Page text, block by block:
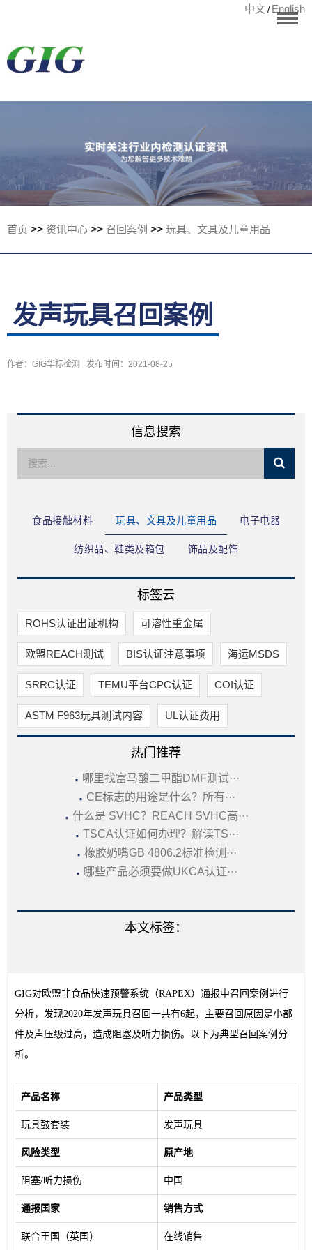
检测项目
客户案例
资讯中心
中文 / English
限公司
首页 >> 资讯中心 >> 召回案例 >> 玩具、文具及儿童用品
发声玩具召回案例
作者：GIG华标检测 发布时间：2021-08-25
信息搜索
食品接触材料 玩具、文具及儿童用品 电子电器
纺织品、鞋类及箱包 饰品及配饰
标签云
ROHS认证出证机构 可溶性重金属
欧盟REACH测试 BIS认证注意事项 海运MSDS
SRRC认证 TEMU平台CPC认证 COI认证
ASTM F963玩具测试内容 UL认证费用
热门推荐
· 哪里找富马酸二甲酯DMF测试···
· CE标志的用途是什么？所有···
· 什么是 SVHC？REACH SVHC高···
· TSCA认证如何办理？解读TS···
· 橡胶奶嘴GB 4806.2标准检测···
· 哪些产品必须要做UKCA认证···
本文标签：
GIG对欧盟非食品快速预警系统（RAPEX）通报中召回案例进行
分析，发现2020年发声玩具召回一共有6起，主要召回原因是小部
件及声压级过高，造成阻塞及听力损伤。以下为典型召回案例分
析。
产品名称 产品类型
玩具鼓套装 发声玩具
风险类型 原产地
阻塞/听力损伤 中国
通报国家 销售方式
联合王国（英国） 在线销售